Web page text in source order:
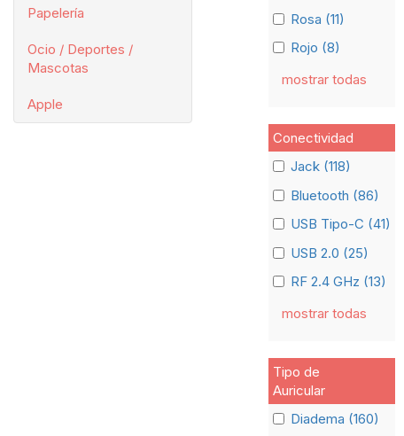
Papelería
Ocio / Deportes /
Mascotas
Apple
Rosa (11)
Rojo (8)
mostrar todas
Conectividad
Jack (118)
Bluetooth (86)
USB Tipo-C (41)
USB 2.0 (25)
RF 2.4 GHz (13)
mostrar todas
Tipo de
Auricular
Diadema (160)